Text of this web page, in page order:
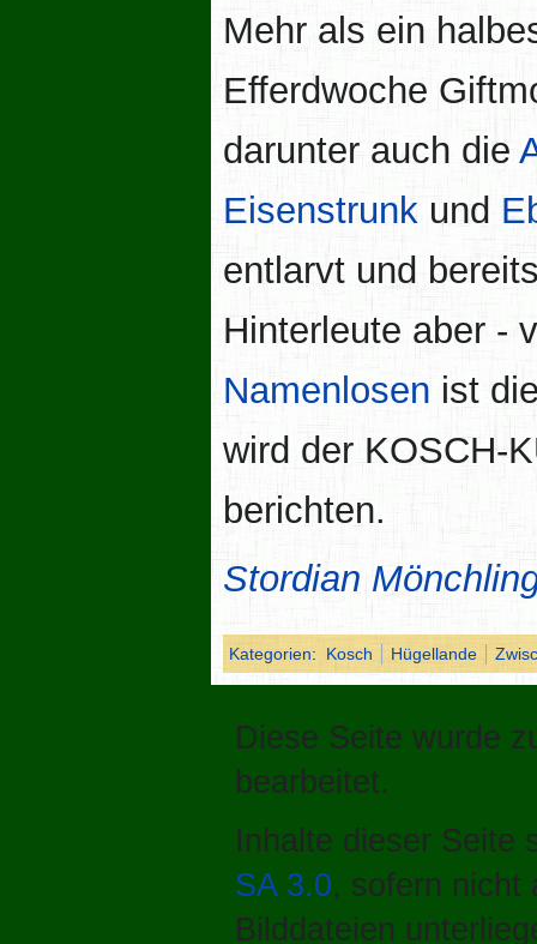
Mehr als ein
Efferdwoche
darunter auch die
Eisenstrunk und
entlarvt und
Hinterleute aber -
Namenlosen ist
wird der KOSCH-
berichten.
Stordian
Kategorien: Kosch Hügellande
Diese Seite wurde
bearbeitet.
Inhalte dieser Seite
SA 3.0, sofern nicht
Bilddateien